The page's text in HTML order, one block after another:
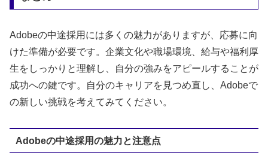
Adobeの中途採用には多くの魅力がありますが、応募に向
けた準備が必要です。企業文化や職場環境、給与や福利厚
生をしっかりと理解し、自分の強みをアピールすることが
成功への鍵です。自分のキャリアを見つめ直し、Adobeで
の新しい挑戦を考えてみてください。
Adobeの中途採用の魅力と注意点